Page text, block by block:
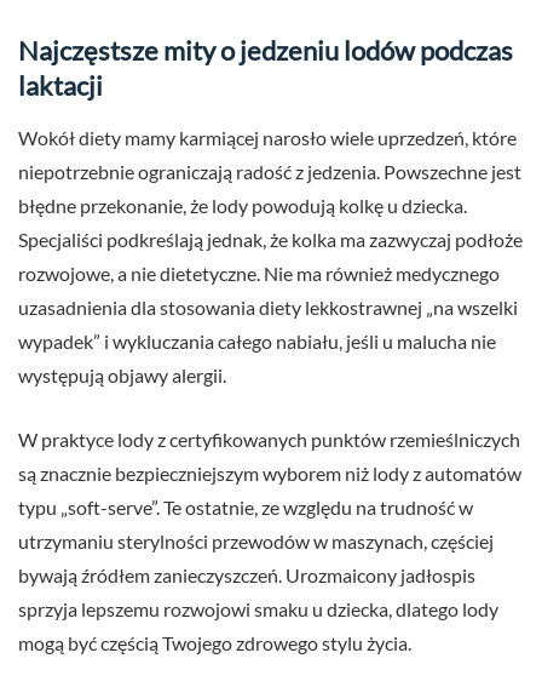
Najczęstsze mity o jedzeniu lodów podczas
laktacji
Wokół diety mamy karmiącej narosło wiele uprzedzeń, które
niepotrzebnie ograniczają radość z jedzenia. Powszechne jest
błędne przekonanie, że lody powodują kolkę u dziecka.
Specjaliści podkreślają jednak, że kolka ma zazwyczaj podłoże
rozwojowe, a nie dietetyczne. Nie ma również medycznego
uzasadnienia dla stosowania diety lekkostrawnej „na wszelki
wypadek” i wykluczania całego nabiału, jeśli u malucha nie
występują objawy alergii.
W praktyce lody z certyfikowanych punktów rzemieślniczych
są znacznie bezpieczniejszym wyborem niż lody z automatów
typu „soft-serve”. Te ostatnie, ze względu na trudność w
utrzymaniu sterylności przewodów w maszynach, częściej
bywają źródłem zanieczyszczeń. Urozmaicony jadłospis
sprzyja lepszemu rozwojowi smaku u dziecka, dlatego lody
mogą być częścią Twojego zdrowego stylu życia.